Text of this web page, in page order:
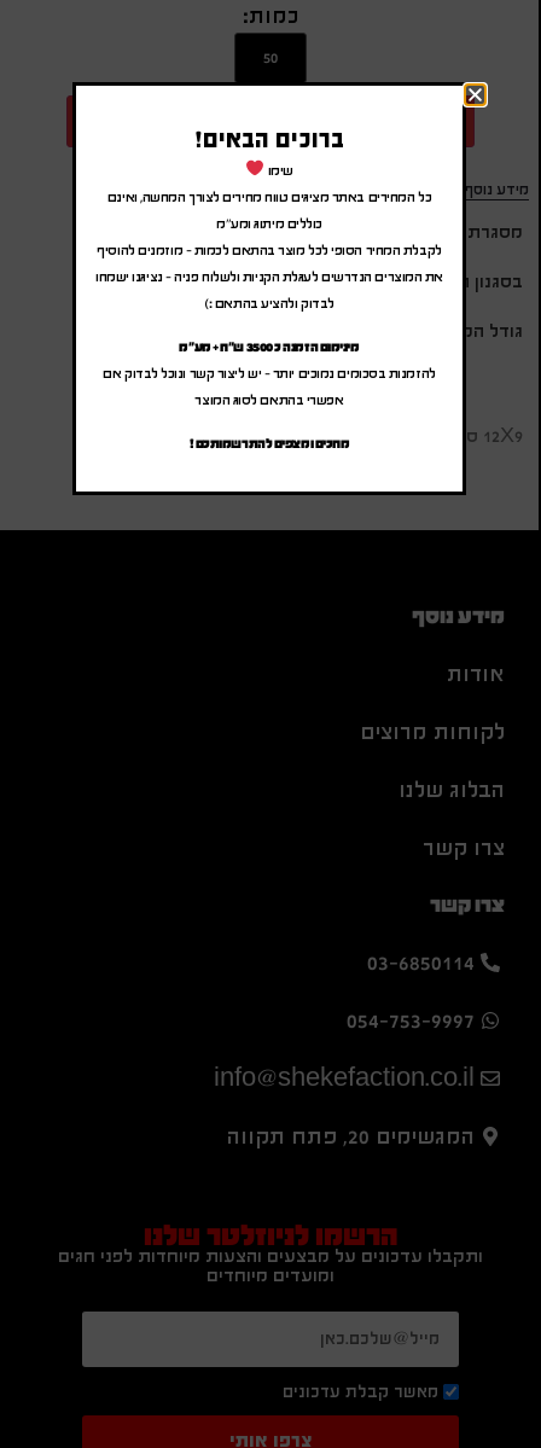
כמות:
מידע נוסף
מסגרת שולחנית לתמונה
בסגנון תמונת אינסטגרם
גודל המוצר: 12X9 ס"מ
12X9 ס"מ
מידע נוסף
אודות
לקוחות מרוצים
הבלוג שלנו
צרו קשר
צרו קשר
03-6850114
054-753-9997
info@shekefaction.co.il
המגשימים 20, פתח תקווה
הרשמו לניוזלטר שלנו
ותקבלו עדכונים על מבצעים והצעות מיוחדות לפני חגים
ומועדים מיוחדים
מאשר קבלת עדכונים
צרפו אותי
ברוכים הבאים!
שימו
כל המחירים באתר מציגים טווח מחירים לצורך המחשה, ואינם
כוללים מיתוג ומע"מ
לקבלת המחיר הסופי לכל מוצר בהתאם לכמות – מוזמנים להוסיף
את המוצרים הנדרשים לעגלת הקניות ולשלוח פניה – נציגנו ישמחו
לבדוק ולהציע בהתאם :)
מינימום הזמנה כ 3500 ש"ח + מע"מ
להזמנות בסכומים נמוכים יותר – יש ליצור קשר ונוכל לבדוק אם
אפשרי בהתאם לסוג המוצר
מחכים ומצפים להתרשמותכם !